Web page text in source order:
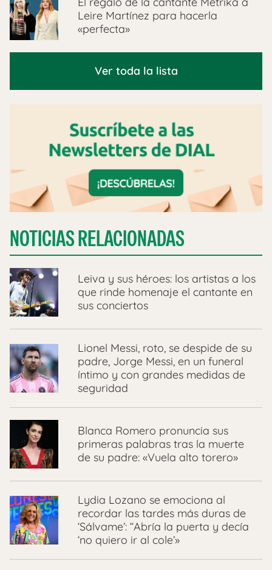
Leire Martínez para hacerla
«perfecta»
Ver toda la lista
NOTICIAS RELACIONADAS
Leiva y sus héroes: los artistas a los
que rinde homenaje el cantante en
sus conciertos
Lionel Messi, roto, se despide de su
padre, Jorge Messi, en un funeral
íntimo y con grandes medidas de
seguridad
Blanca Romero pronuncia sus
primeras palabras tras la muerte
de su padre: «Vuela alto torero»
Lydia Lozano se emociona al
recordar las tardes más duras de
‘Sálvame’: “Abría la puerta y decía
‘no quiero ir al cole’»